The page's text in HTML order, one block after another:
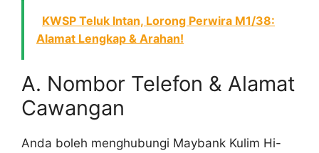
KWSP Teluk Intan, Lorong Perwira M1/38:
Alamat Lengkap & Arahan!
A. Nombor Telefon & Alamat
Cawangan
Anda boleh menghubungi Maybank Kulim Hi-